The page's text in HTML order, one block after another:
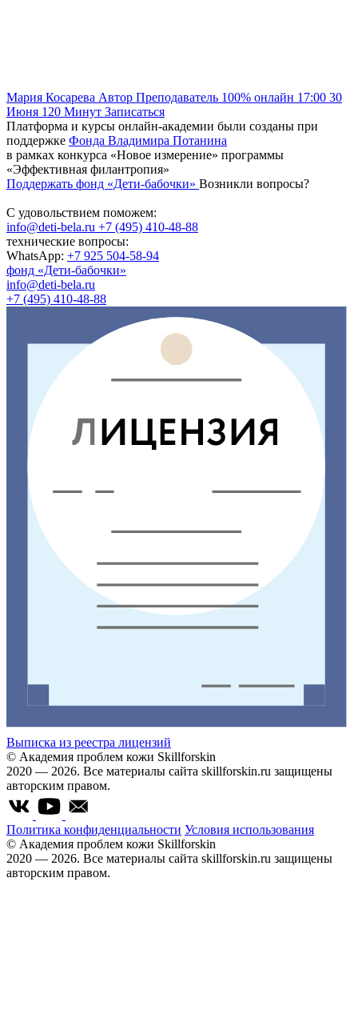
Мария Косарева Автор Преподаватель 100% онлайн 17:00 30
Июня 120 Минут Записаться
Платформа и курсы онлайн-академии были созданы при
поддержке Фонда Владимира Потанина
в рамках конкурса «Новое измерение» программы
«Эффективная филантропия»
Поддержать фонд «Дети-бабочки» Возникли вопросы?
С удовольствием поможем:
info@deti-bela.ru +7 (495) 410-48-88
технические вопросы:
WhatsApp: +7 925 504-58-94
фонд «Дети-бабочки»
info@deti-bela.ru
+7 (495) 410-48-88
Выписка из реестра лицензий
© Академия проблем кожи Skillforskin
2020 — 2026. Все материалы сайта skillforskin.ru защищены
авторским правом.
Политика конфиденциальности Условия использования
© Академия проблем кожи Skillforskin
2020 — 2026. Все материалы сайта skillforskin.ru защищены
авторским правом.